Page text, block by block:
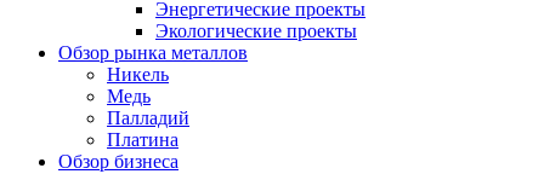
Энергетические проекты
Экологические проекты
Обзор рынка металлов
Никель
Медь
Палладий
Платина
Обзор бизнеса